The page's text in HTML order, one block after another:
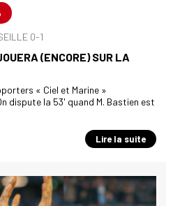
0-1
(ENCORE) SUR LA
« Ciel et Marine »
dispute la 53' quand M. Bastien est
Lire la suite